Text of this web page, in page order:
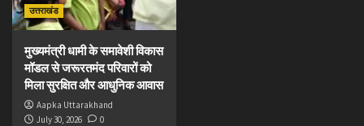
उत्तराखंड
मुख्यमंत्री धामी के समावेशी विकास
मॉडल से जरूरतमंद परिवारों को
मिला सुरक्षित और आधुनिक आवास
Aapka Uttarakhand
July 30, 2026
0